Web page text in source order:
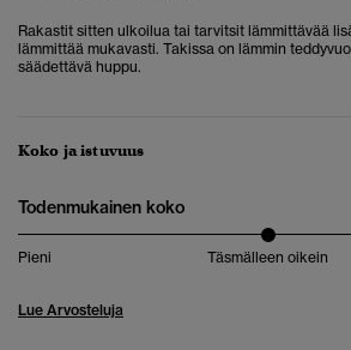
Rakastit sitten ulkoilua tai tarvitsit lämmittävää
lämmittää mukavasti. Takissa on lämmin
säädettävä huppu.
Koko ja istuvuus
Todenmukainen koko
Pieni Täsmälleen oikein
Lue Arvosteluja